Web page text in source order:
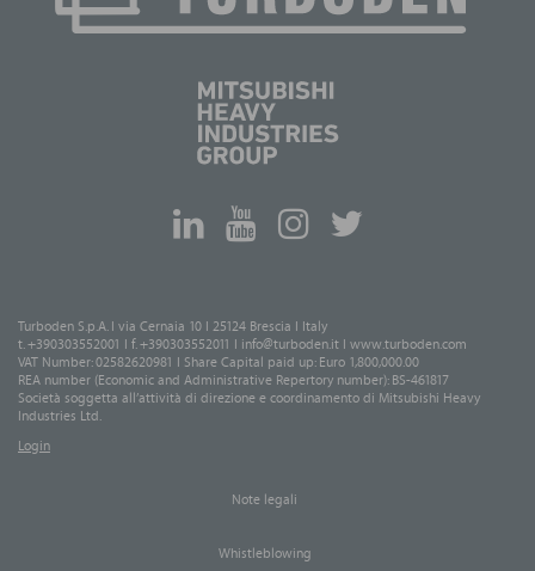
Turboden S.p.A. I via Cernaia 10 I 25124 Brescia I Italy
t. +390303552001 I f. +390303552011 I info@turboden.it I www.turboden.com
VAT Number: 02582620981 I Share Capital paid up: Euro 1,800,000.00
REA number (Economic and Administrative Repertory number): BS-461817
Società soggetta all’attività di direzione e coordinamento di Mitsubishi Heavy
Industries Ltd.
Login
Note legali
Whistleblowing